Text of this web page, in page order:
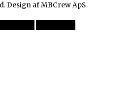
Design af MBCrew ApS